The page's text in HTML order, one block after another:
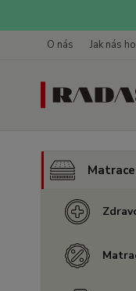
O nás Jak nás
Matrace